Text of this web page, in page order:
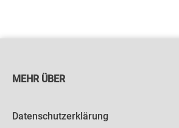
MEHR ÜBER
Datenschutzerklärung